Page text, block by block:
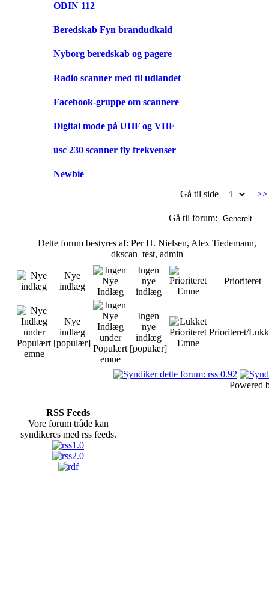
ODIN 112
Beredskab Fyn brandudkald
Nyborg beredskab og pagere
Radio scanner med til udlandet
Facebook-gruppe om scannere
Digital mode på UHF og VHF
usc 230 scanner fly frekvenser
Newbie
Gå til side
Gå til forum:
Dette forum bestyres af: Per H. Nielsen, Alex Tiedemann,
dkscan_test, admin
Nye
indlæg
Ingen
nye
indlæg
Prioriteret
Nye
indlæg
[populær]
Ingen
nye
indlæg
[populær]
Prioriteret/
Powered
RSS Feeds
Vore forum tråde kan
syndikeres med rss feeds.